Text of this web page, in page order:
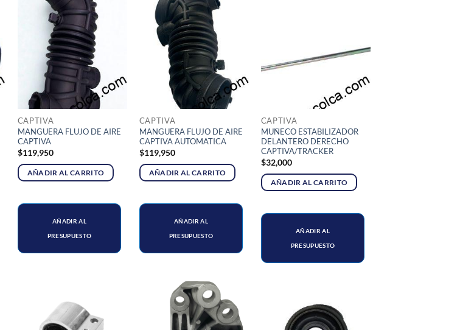
CAPTIVA
MANGUERA FLUJO DE AIRE
CAPTIVA
$119,950
AÑADIR AL CARRITO
AÑADIR AL
PRESUPUESTO
CAPTIVA
MANGUERA FLUJO DE AIRE
CAPTIVA AUTOMATICA
$119,950
AÑADIR AL CARRITO
AÑADIR AL
PRESUPUESTO
CAPTIVA
MUÑECO ESTABILIZADOR
DELANTERO DERECHO
CAPTIVA/TRACKER
$32,000
AÑADIR AL CARRITO
AÑADIR AL
PRESUPUESTO